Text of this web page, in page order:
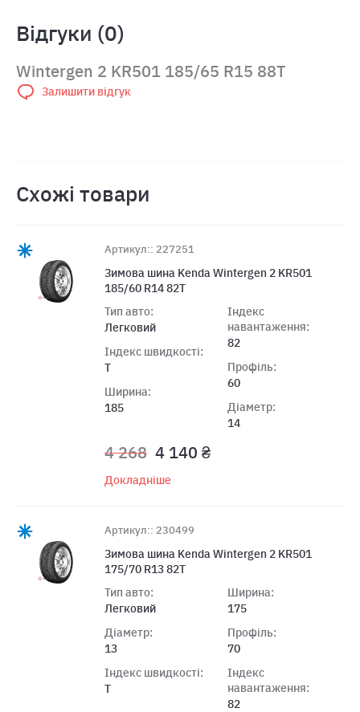
Відгуки (0)
Wintergen 2 KR501 185/65 R15 88T
Залишити відгук
Схожі товари
Артикул:: 227251
Зимова шина Kenda Wintergen 2 KR501
185/60 R14 82T
Тип авто:
Легковий
Індекс швидкості:
T
Ширина:
185
Індекс
навантаження:
82
Профіль:
60
Діаметр:
14
4 268 4 140 ₴
Докладніше
Артикул:: 230499
Зимова шина Kenda Wintergen 2 KR501
175/70 R13 82T
Тип авто:
Легковий
Діаметр:
13
Індекс швидкості:
T
Ширина:
175
Профіль:
70
Індекс
навантаження:
82